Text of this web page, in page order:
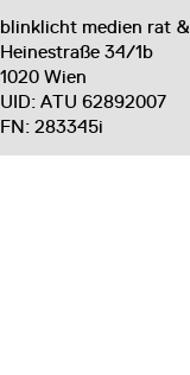
blinklicht medien rat
Heinestraße 34/1b
1020 Wien
UID: ATU 62892007
FN: 283345i